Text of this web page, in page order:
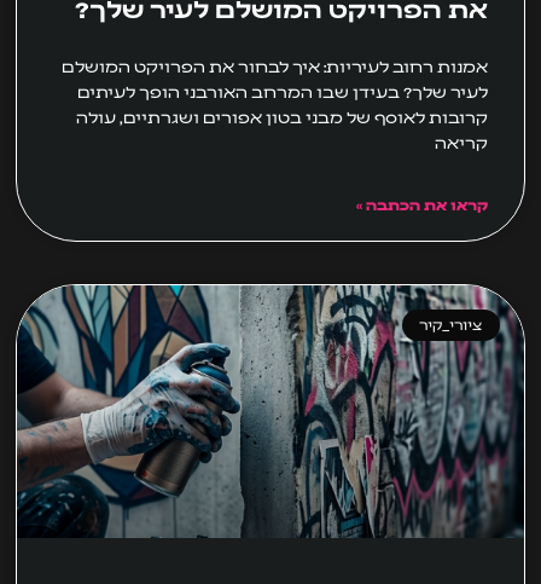
את הפרויקט המושלם לעיר שלך?
אמנות רחוב לעיריות: איך לבחור את הפרויקט המושלם
לעיר שלך? בעידן שבו המרחב האורבני הופך לעיתים
קרובות לאוסף של מבני בטון אפורים ושגרתיים, עולה
קריאה
קראו את הכתבה »
ציורי_קיר